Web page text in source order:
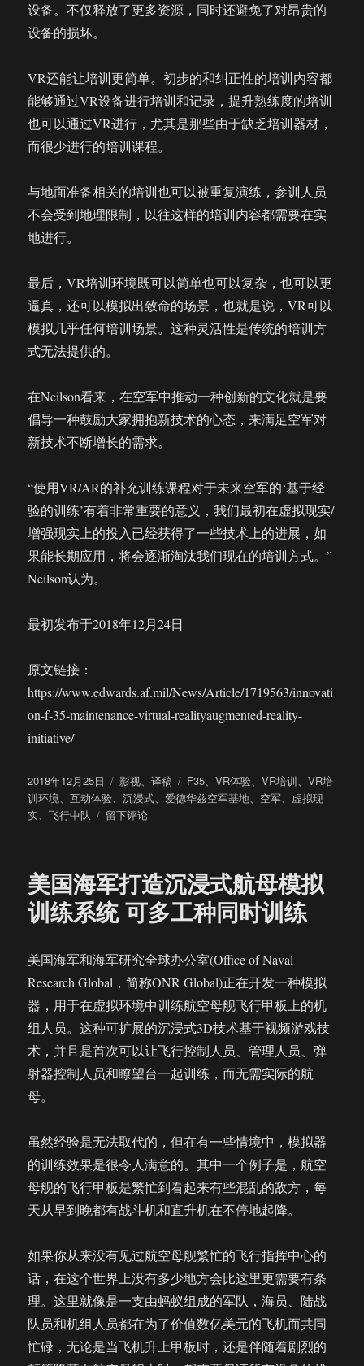
设备。不仅释放了更多资源，同时还避免了对昂贵的
设备的损坏。
VR还能让培训更简单。初步的和纠正性的培训内容都
能够通过VR设备进行培训和记录，提升熟练度的培训
也可以通过VR进行，尤其是那些由于缺乏培训器材，
而很少进行的培训课程。
与地面准备相关的培训也可以被重复演练，参训人员
不会受到地理限制，以往这样的培训内容都需要在实
地进行。
最后，VR培训环境既可以简单也可以复杂，也可以更
逼真，还可以模拟出致命的场景，也就是说，VR可以
模拟几乎任何培训场景。这种灵活性是传统的培训方
式无法提供的。
在Neilson看来，在空军中推动一种创新的文化就是要
倡导一种鼓励大家拥抱新技术的心态，来满足空军对
新技术不断增长的需求。
“使用VR/AR的补充训练课程对于未来空军的‘基于经
验的训练’有着非常重要的意义，我们最初在虚拟现实/
增强现实上的投入已经获得了一些技术上的进展，如
果能长期应用，将会逐渐淘汰我们现在的培训方式。”
Neilson认为。
最初发布于2018年12月24日
原文链接：
https://www.edwards.af.mil/News/Article/1719563/innovati
on-f-35-maintenance-virtual-realityaugmented-reality-
initiative/
发
布
于
2018年12月25日
分
类
影视、译稿
标
签
F35、VR体验、VR培训、VR培
训环境、互动体验、沉浸式、爱德华兹空军基地、 空军、 虚拟现
实、飞行中队
于
德
华
兹
军
基
地
将
VR/AR
用
于
F-
维
护
培
训
留下评论
美国海军打造沉浸式航母模拟
训练系统 可多工种同时训练
美国海军和海军研究全球办公室(Office of Naval
Research Global，简称ONR Global)正在开发一种模拟
器，用于在虚拟环境中训练航空母舰飞行甲板上的机
组人员。这种可扩展的沉浸式3D技术基于视频游戏技
术，并且是首次可以让飞行控制人员、管理人员、弹
射器控制人员和瞭望台一起训练，而无需实际的航
母。
虽然经验是无法取代的，但在有一些情境中，模拟器
的训练效果是很令人满意的。其中一个例子是，航空
母舰的飞行甲板是繁忙到看起来有些混乱的敌方，每
天从早到晚都有战斗机和直升机在不停地起降。
如果你从来没有见过航空母舰繁忙的飞行指挥中心的
话，在这个世界上没有多少地方会比这里更需要有条
理。这里就像是一支由蚂蚁组成的军队，海员、陆战
队员和机组人员都在为了价值数亿美元的飞机而共同
忙碌，无论是当飞机升上甲板时，还是伴随着剧烈的